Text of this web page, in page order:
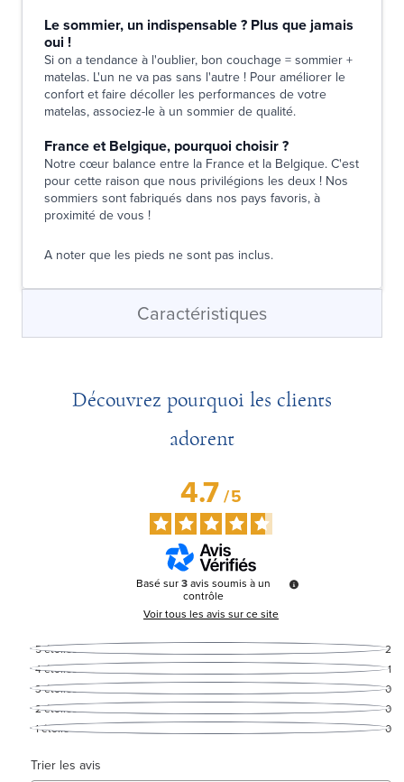
Le sommier, un indispensable ? Plus que jamais
oui !
Si on a tendance à l'oublier, bon couchage = sommier +
matelas. L'un ne va pas sans l'autre ! Pour améliorer le
confort et faire décoller les performances de votre
matelas, associez-le à un sommier de qualité.
France et Belgique, pourquoi choisir ?
Notre cœur balance entre la France et la Belgique. C'est
pour cette raison que nous privilégions les deux ! Nos
sommiers sont fabriqués dans nos pays favoris, à
proximité de vous !
A noter que les pieds ne sont pas inclus.
Caractéristiques
Découvrez pourquoi les clients
adorent
4.7/5
Basé sur3 avis soumis à un
contrôle
Voir tous les avis sur ce site
5étoiles
2
4étoiles
1
3étoiles
0
2étoiles
0
1étoile 0
Trier les avis